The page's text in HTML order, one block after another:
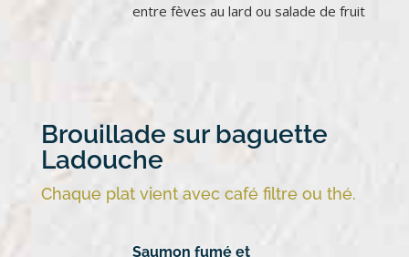
entre fèves au lard ou salade de fruit
Brouillade sur baguette
Ladouche
Chaque plat vient avec café filtre ou thé.
Saumon fumé et